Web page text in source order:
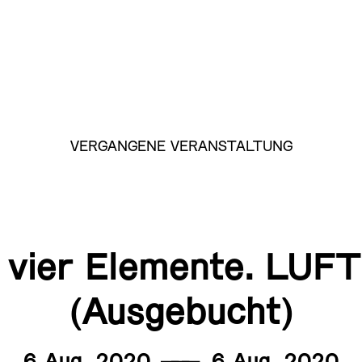
VERGANGENE VERANSTALTUNG
vier Elemente.
(Ausgebucht)